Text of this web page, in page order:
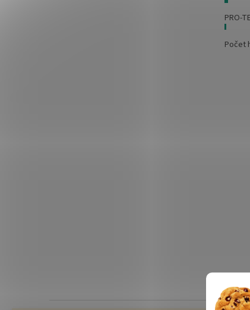
PRO-
Počet